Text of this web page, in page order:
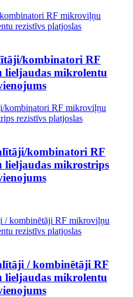
kombinatori RF
mikrolentu
kombinatori RF
mikrostrips
/ kombinētāji RF
mikrolentu